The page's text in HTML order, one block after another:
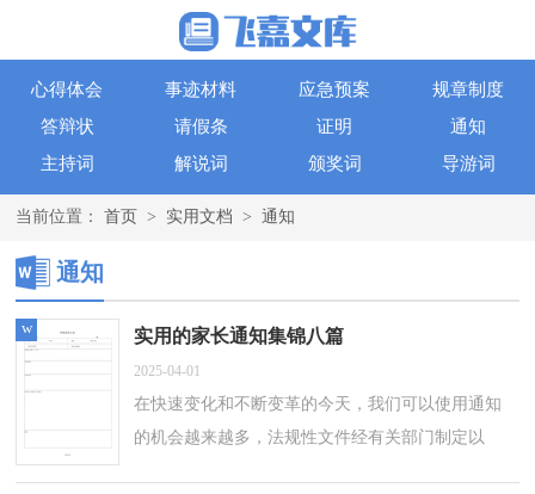
心得体会 事迹材料 应急预案
规章制度
答辩状
请假条 证明
通知
主持词
解说词 颁奖词 导游词
当前位置： 首页 > 实用文档 > 通知
通知
实用的家长通知集锦八篇
2025-04-01
在快速变化和不断变革的今天，我们可以使用通知
的机会越来越多，法规性文件经有关部门制定以
w